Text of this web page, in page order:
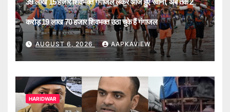
39 लाख 15 हजार शिवभक्त गंगाजल लेकर आज हुए रवाना, अब तक 2
करोड़ 19 लाख 70 हजार शिवभक्त उठा चुके हैं गंगाजल
AUGUST 6, 2026 AAPKAVIEW
HARIDWAR